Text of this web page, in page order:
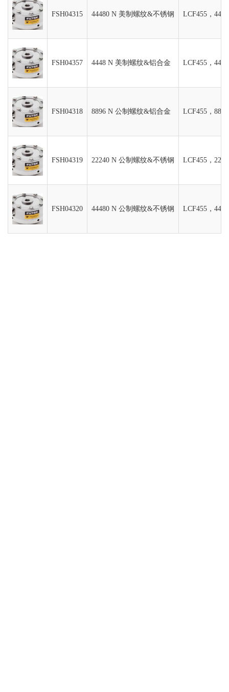
FSH04315 44480 N 美制螺纹&不锈钢 LCF455，
FSH04357 4448 N 美制螺纹&铝合金 LCF455，
FSH04318 8896 N 公制螺纹&铝合金 LCF455，
FSH04319 22240 N 公制螺纹&不锈钢 LCF455，
FSH04320 44480 N 公制螺纹&不锈钢 LCF455，